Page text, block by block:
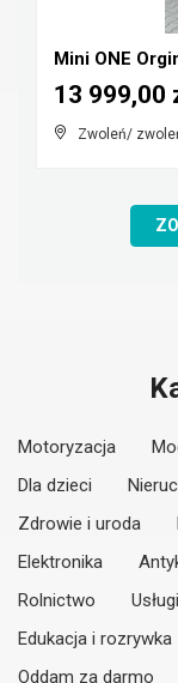
Mini ONE
Zwoleń/
13 999,00
Motoryzacja
Dla dzieci
Zdrowie i uroda
Elektronika
Rolnictwo
Edukacja i rozrywka
Oddam za darmo